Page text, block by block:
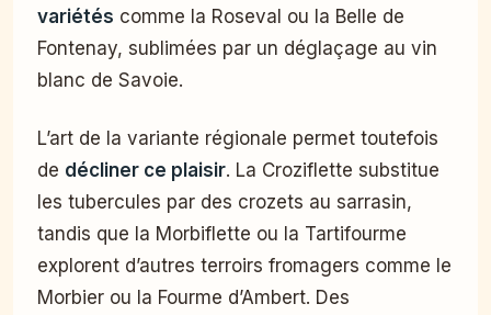
variétés comme la Roseval ou la Belle de
Fontenay, sublimées par un déglaçage au vin
blanc de Savoie.
L’art de la variante régionale permet toutefois
de décliner ce plaisir. La Croziflette substitue
les tubercules par des crozets au sarrasin,
tandis que la Morbiflette ou la Tartifourme
explorent d’autres terroirs fromagers comme le
Morbier ou la Fourme d’Ambert. Des